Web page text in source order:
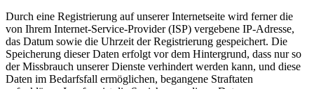
Durch eine Registrierung auf unserer Internetseite wird ferner die
von Ihrem Internet-Service-Provider (ISP) vergebene IP-Adresse,
das Datum sowie die Uhrzeit der Registrierung gespeichert. Die
Speicherung dieser Daten erfolgt vor dem Hintergrund, dass nur so
der Missbrauch unserer Dienste verhindert werden kann, und diese
Daten im Bedarfsfall ermöglichen, begangene Straftaten